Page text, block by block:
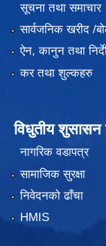
सूचना तथा समाचार
सार्वजनिक खरीद /
ऐन, कानुन तथा
कर तथा शुल्कहरु
विधुतीय शुसासन
नागरिक वडापत्र
सामाजिक सुरक्षा
निवेदनको ढाँचा
HMIS